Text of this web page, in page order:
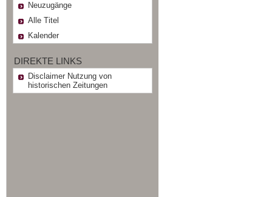
Neuzugänge
Alle Titel
Kalender
DIREKTE LINKS
Disclaimer Nutzung von
historischen Zeitungen